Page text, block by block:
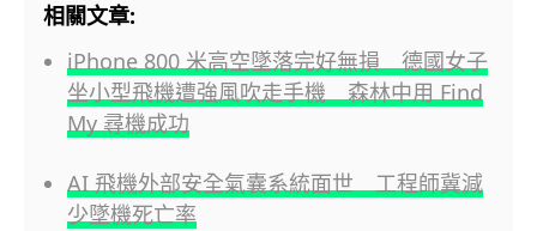
相關文章:
iPhone 800 米高空墜落完好無損 德國女子
坐小型飛機遭強風吹走手機 森林中用 Find
My 尋機成功
AI 飛機外部安全氣囊系統面世 工程師冀減
少墜機死亡率